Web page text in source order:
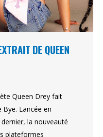
DE QUEEN
Queen Drey fait
Lancée en
la nouveauté
plateformes